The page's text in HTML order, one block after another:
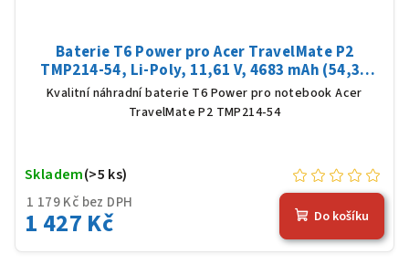
Baterie T6 Power pro Acer TravelMate P2
TMP214-54, Li-Poly, 11,61 V, 4683 mAh (54,36
Wh), černá
Kvalitní náhradní baterie T6 Power pro notebook Acer
TravelMate P2 TMP214-54
1 179 Kč bez DPH
1 427 Kč
Skladem(>5 ks)
Do košíku